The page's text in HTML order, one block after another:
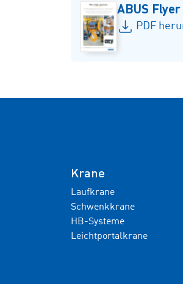
ABUS
PDF
Krane
Laufkrane
Schwenkkrane
HB-Systeme
Leichtportalkrane